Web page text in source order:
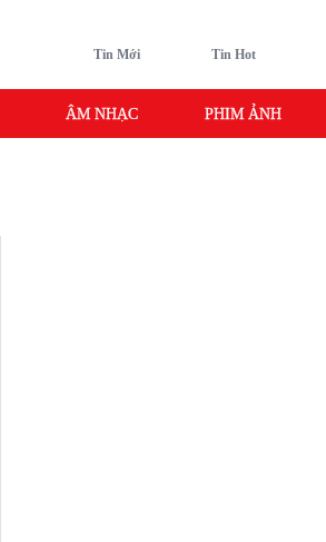
Tin Mới Tin Hot
ÂM NHẠC PHIM ẢNH